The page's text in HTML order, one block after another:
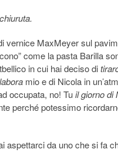
vernice MaxMeyer sul
come la pasta Barilla
in cui hai deciso di
mio e di Nicola in
occupata, no! Tuil giorno di
perché potessimo
aspettarci da uno che si fa